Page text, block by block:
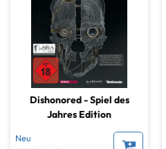
Dishonored - Spiel des
Jahres Edition
Neu